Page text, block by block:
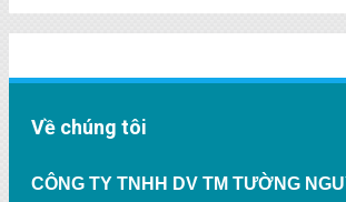
Về chúng tôi
CÔNG TY TNHH DV TM TƯỜNG